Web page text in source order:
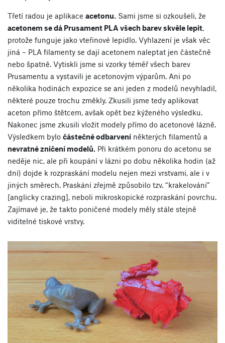
Třetí radou je aplikace acetonu. Sami jsme si ozkoušeli, že
acetonem se dá Prusament PLA všech barev skvěle lepit,
protože funguje jako vteřinové lepidlo. Vyhlazení je však věc
jiná – PLA filamenty se dají acetonem naleptat jen částečně
nebo špatně. Vytiskli jsme si vzorky téměř všech barev
Prusamentu a vystavili je acetonovým výparům. Ani po
několika hodinách expozice se ani jeden z modelů nevyhladil,
některé pouze trochu změkly. Zkusili jsme tedy aplikovat
aceton přímo štětcem, avšak opět bez kýženého výsledku.
Nakonec jsme zkusili vložit modely přímo do acetonové lázně.
Výsledkem bylo částečné odbarvení některých filamentů a
nevratné zničení modelů. Při krátkém ponoru do acetonu se
neděje nic, ale při koupání v lázni po dobu několika hodin (až
dní) dojde k rozpraskání modelu nejen mezi vrstvami, ale i v
jiných směrech. Praskání zřejmě způsobilo tzv. “krakelování”
[anglicky crazing], neboli mikroskopické rozpraskání povrchu.
Zajímavé je, že takto poničené modely měly stále stejně
viditelné tiskové vrstvy.